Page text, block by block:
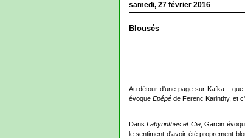
samedi, 27 février 2016
Blousés
Au détour d'une page sur Kafka –
évoque Epépéde Ferenc Karinthy, et
Dans Labyrinthes et Cie, Garcin
le sentiment d'avoir été proprement